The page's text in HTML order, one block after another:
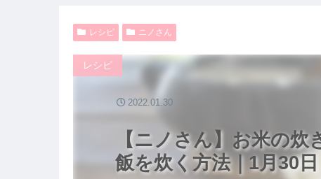
レシピ ニノさん
【ニノさん】お米の
飯を炊く方法｜1月30日
レシピ
2022.01.30